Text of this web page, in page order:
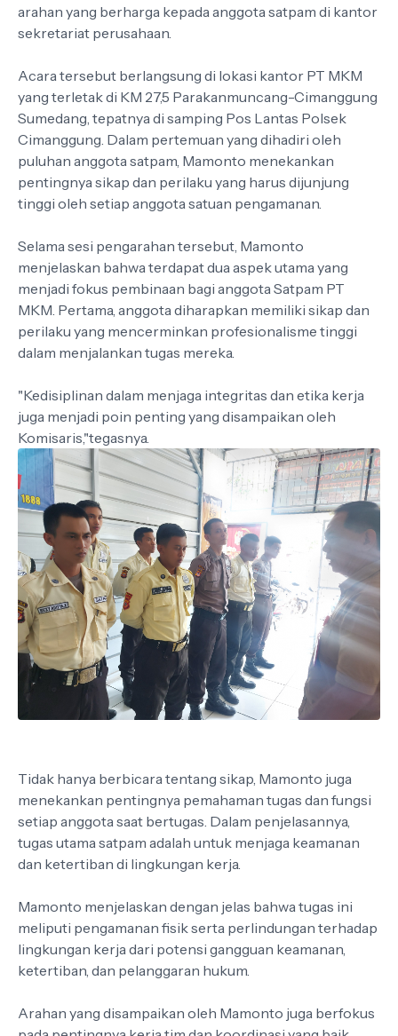
arahan yang berharga kepada anggota satpam di kantor
sekretariat perusahaan.
Acara tersebut berlangsung di lokasi kantor PT MKM
yang terletak di KM 27,5 Parakanmuncang-Cimanggung
Sumedang, tepatnya di samping Pos Lantas Polsek
Cimanggung. Dalam pertemuan yang dihadiri oleh
puluhan anggota satpam, Mamonto menekankan
pentingnya sikap dan perilaku yang harus dijunjung
tinggi oleh setiap anggota satuan pengamanan.
Selama sesi pengarahan tersebut, Mamonto
menjelaskan bahwa terdapat dua aspek utama yang
menjadi fokus pembinaan bagi anggota Satpam PT
MKM. Pertama, anggota diharapkan memiliki sikap dan
perilaku yang mencerminkan profesionalisme tinggi
dalam menjalankan tugas mereka.
"Kedisiplinan dalam menjaga integritas dan etika kerja
juga menjadi poin penting yang disampaikan oleh
Komisaris,"tegasnya.
Tidak hanya berbicara tentang sikap, Mamonto juga
menekankan pentingnya pemahaman tugas dan fungsi
setiap anggota saat bertugas. Dalam penjelasannya,
tugas utama satpam adalah untuk menjaga keamanan
dan ketertiban di lingkungan kerja.
Mamonto menjelaskan dengan jelas bahwa tugas ini
meliputi pengamanan fisik serta perlindungan terhadap
lingkungan kerja dari potensi gangguan keamanan,
ketertiban, dan pelanggaran hukum.
Arahan yang disampaikan oleh Mamonto juga berfokus